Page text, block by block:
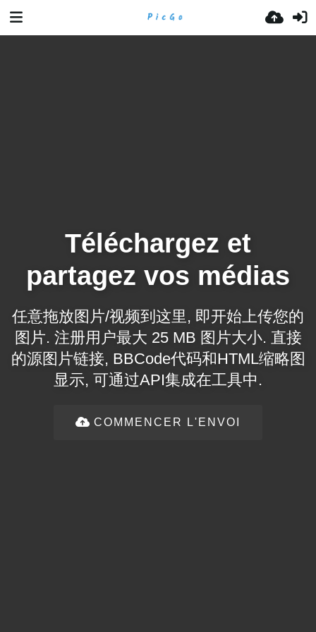
Téléchargez et
partagez vos médias
任意拖放图片/视频到这里, 即开始上传您的
图片. 注册用户最大 25 MB 图片大小. 直接
的源图片链接, BBCode代码和HTML缩略图
显示, 可通过API集成在工具中.
COMMENCER L'ENVOI